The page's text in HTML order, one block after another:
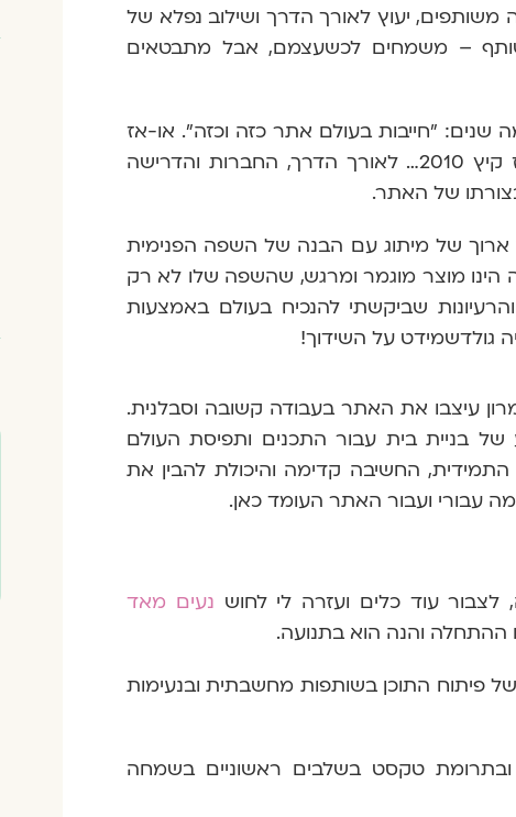
משותפים, יעוץ לאורך הדרך ושילוב נפלא של
– משמחים לכשעצמם, אבל מתבטאים
שנים: "חייבות בעולם אתר כזה וכזה". או-אז
פתחתי בפניה את התיקיה שתפחה לה במחשב מאז קיץ 2010… לאורך הדרך, החברות והדרישה
של האתר.
של מיתוג עם הבנה של השפה הפנימית
הינו מוצר מוגמר ומרגש, שהשפה שלו לא רק
שביקשתי להנכיח בעולם באמצעות
גולדשמידט על השידוך!
עיצבו את האתר בעבודה קשובה וסבלנית.
של בניית בית עבור התכנים ותפיסת העולם
החשיבה קדימה והיכולת להבין את
עבורי ועבור האתר העומד כאן.
עוד כלים ועזרה לי לחוש נעים מאד
ההתחלה והנה הוא בתנועה.
של פיתוח התוכן בשותפות מחשבתית ובנעימות
טקסט בשלבים ראשוניים בשמחה